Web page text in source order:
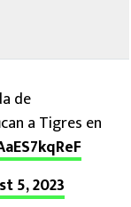
de
a Tigres en
5, 2023